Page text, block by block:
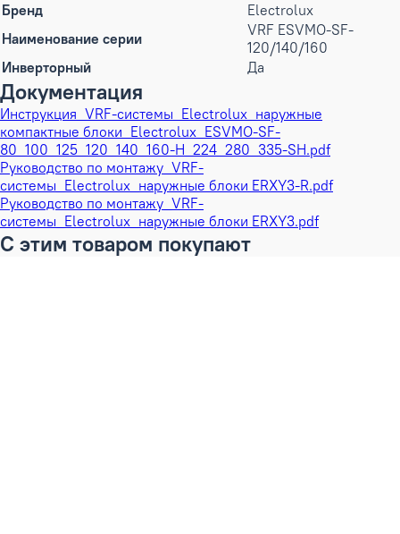
Бренд
Electrolux
Наименование серии
VRF ESVMO-SF-
120/140/160
Инверторный
Да
Документация
Инструкция_VRF-системы_Electrolux_наружные
компактные блоки_Electrolux_ESVMO-SF-
80_100_125_120_140_160-H_224_280_335-SH.pdf
Руководство по монтажу_VRF-
системы_Electrolux_наружные блоки ERXY3-R.pdf
Руководство по монтажу_VRF-
системы_Electrolux_наружные блоки ERXY3.pdf
С этим товаром покупают